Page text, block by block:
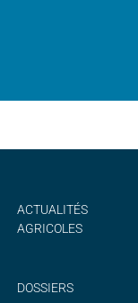
ACTUALITÉS
AGRICOLES
DOSSIERS